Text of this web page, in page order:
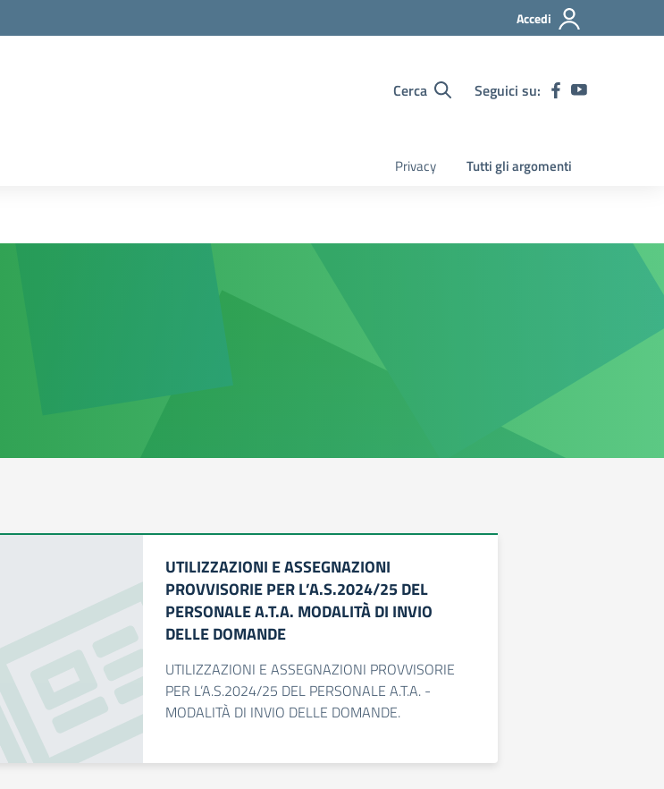
Accedi
Cerca Seguici su:
Privacy Tutti gli argomenti
UTILIZZAZIONI E ASSEGNAZIONI
PROVVISORIE PER L’A.S.2024/25 DEL
PERSONALE A.T.A. MODALITÀ DI INVIO
DELLE DOMANDE
UTILIZZAZIONI E ASSEGNAZIONI PROVVISORIE
PER L’A.S.2024/25 DEL PERSONALE A.T.A. -
MODALITÀ DI INVIO DELLE DOMANDE.